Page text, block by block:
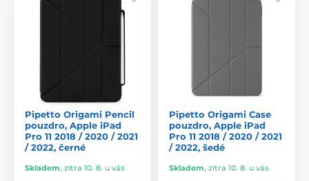
Pipetto Origami Pencil
pouzdro, Apple iPad
Pro 11 2018 / 2020 / 2021
/ 2022, černé
Skladem, zítra 10. 8. u vás
Pipetto Origami Case
pouzdro, Apple iPad
Pro 11 2018 / 2020 / 2021
/ 2022, šedé
Skladem, zítra 10. 8. u vás